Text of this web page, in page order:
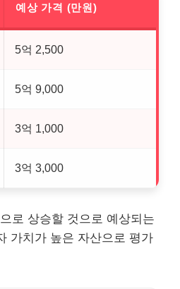
예상 가격 (만원)
5억 2,500
5억 9,000
3억 1,000
3억 3,000
로 상승할 것으로 예상되는
가치가 높은 자산으로 평가